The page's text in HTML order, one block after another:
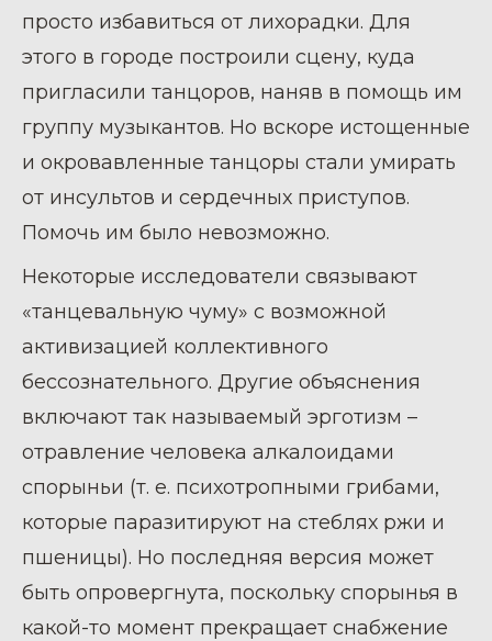
просто избавиться от лихорадки. Для
этого в городе построили сцену, куда
пригласили танцоров, наняв в помощь им
группу музыкантов. Но вскоре истощенные
и окровавленные танцоры стали умирать
от инсультов и сердечных приступов.
Помочь им было невозможно.
Некоторые исследователи связывают
«танцевальную чуму» с возможной
активизацией коллективного
бессознательного. Другие объяснения
включают так называемый эрготизм –
отравление человека алкалоидами
спорыньи (т. е. психотропными грибами,
которые паразитируют на стеблях ржи и
пшеницы). Но последняя версия может
быть опровергнута, поскольку спорынья в
какой-то момент прекращает снабжение